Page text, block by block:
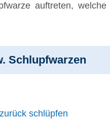
auftreten,
Schlupfwarzen
schlüpfen